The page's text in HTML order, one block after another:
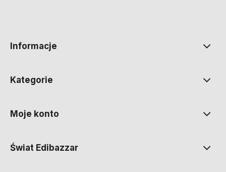
Informacje
Kategorie
Moje konto
Świat Edibazzar